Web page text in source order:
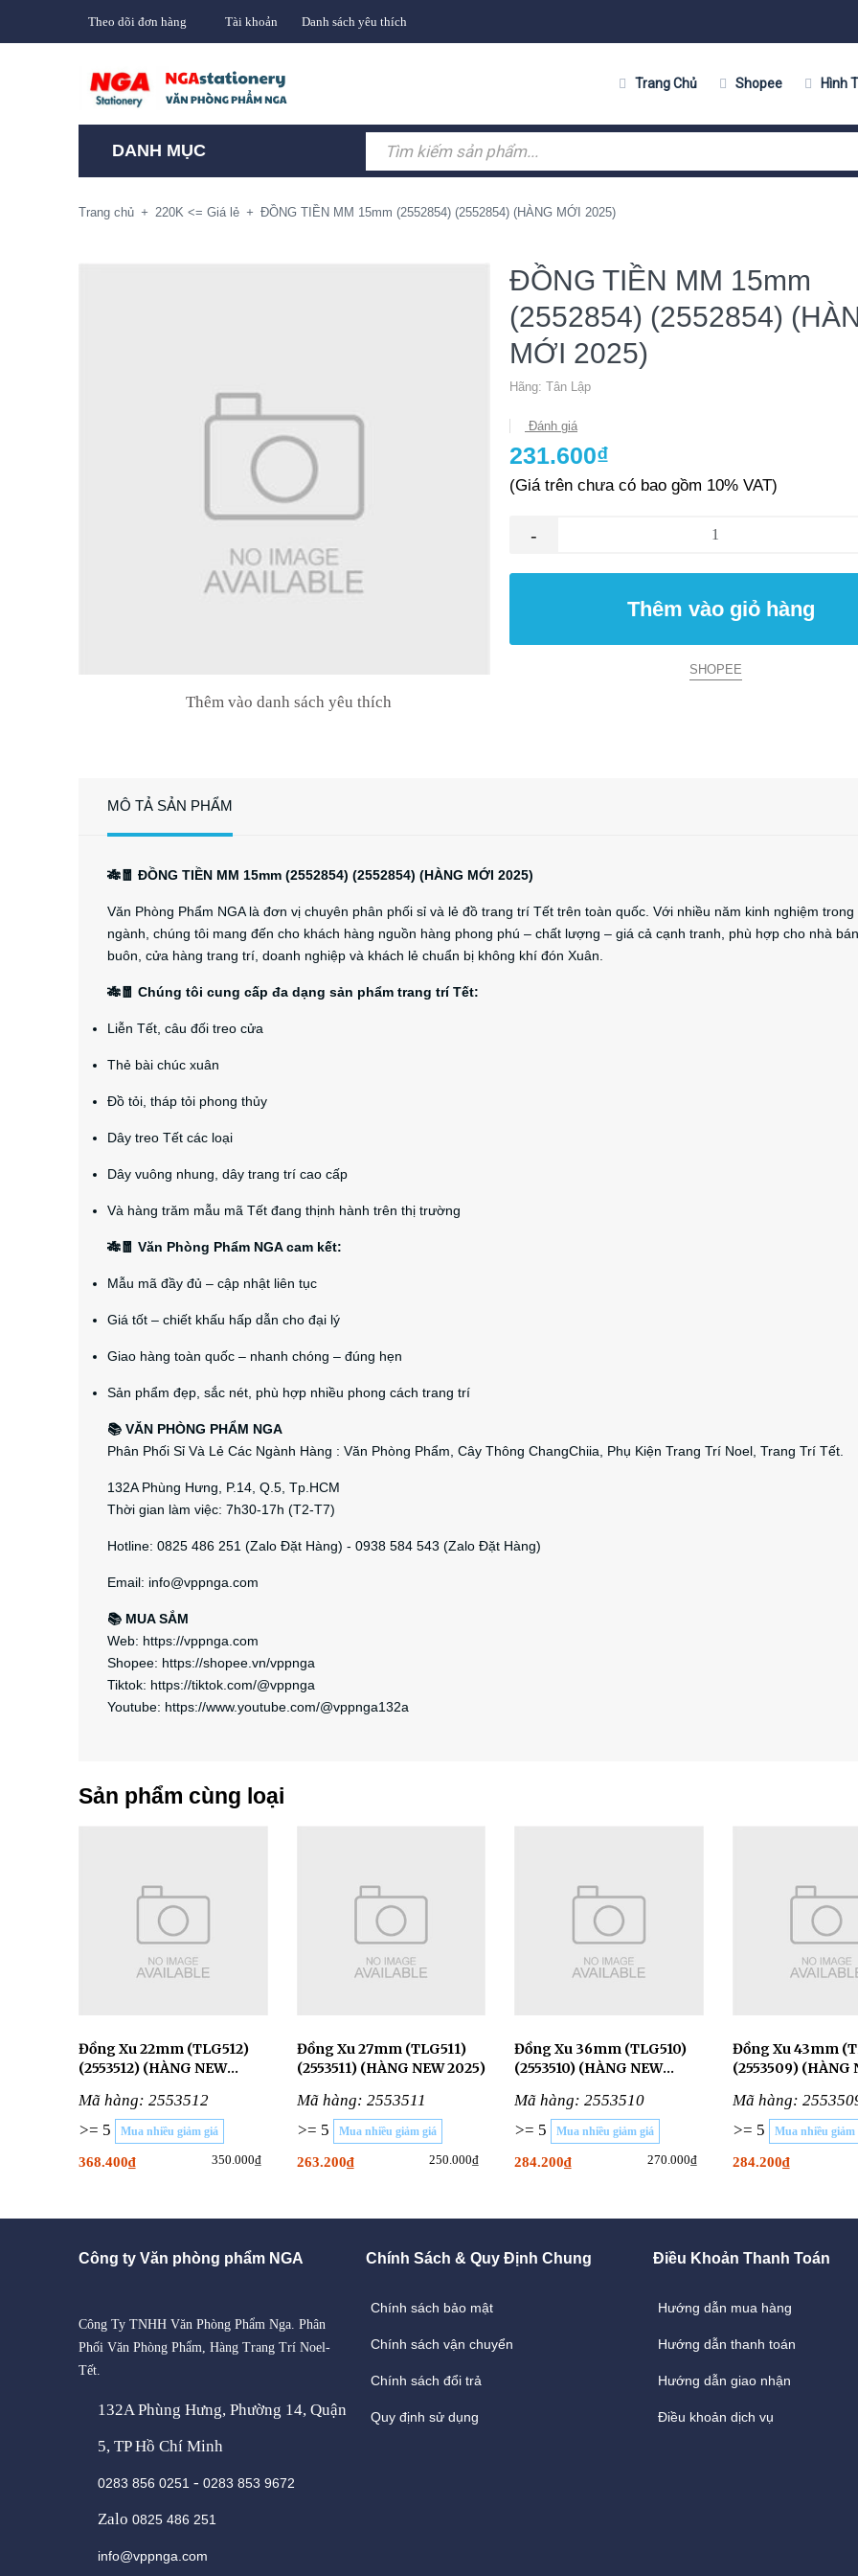
Theo dõi đơn hàng Tài khoản Danh sách yêu thích
Trang Chủ Shopee Hình
DANH MỤC
Trang chủ + 220K <= Giá lẻ + ĐỒNG TIỀN MM 15mm (2552854) (2552854) (HÀNG MỚI 2025)
Thêm vào danh sách yêu thích
ĐỒNG TIỀN MM 15mm
(2552854) (2552854)
MỚI 2025)
Hãng: Tân Lập
Đánh giá
231.600₫
(Giá trên chưa có bao gồm 10% VAT)
-
Thêm vào giỏ hàng
SHOPEE
MÔ TẢ SẢN PHẨM
🎋🧧 ĐỒNG TIỀN MM 15mm (2552854) (2552854) (HÀNG MỚI 2025)
Văn Phòng Phẩm NGA là đơn vị chuyên phân phối sỉ và lẻ đồ trang trí Tết trên toàn quốc. Với nhiều năm kinh nghiệm trong
ngành, chúng tôi mang đến cho khách hàng nguồn hàng phong phú – chất lượng – giá cả cạnh tranh, phù hợp cho nhà bán
buôn, cửa hàng trang trí, doanh nghiệp và khách lẻ chuẩn bị không khí đón Xuân.
🎋🧧 Chúng tôi cung cấp đa dạng sản phẩm trang trí Tết:
Liễn Tết, câu đối treo cửa
Thẻ bài chúc xuân
Đồ tỏi, tháp tỏi phong thủy
Dây treo Tết các loại
Dây vuông nhung, dây trang trí cao cấp
Và hàng trăm mẫu mã Tết đang thịnh hành trên thị trường
🎋🧧 Văn Phòng Phẩm NGA cam kết:
Mẫu mã đầy đủ – cập nhật liên tục
Giá tốt – chiết khấu hấp dẫn cho đại lý
Giao hàng toàn quốc – nhanh chóng – đúng hẹn
Sản phẩm đẹp, sắc nét, phù hợp nhiều phong cách trang trí
📚 VĂN PHÒNG PHẨM NGA
Phân Phối Sỉ Và Lẻ Các Ngành Hàng : Văn Phòng Phẩm, Cây Thông ChangChiia, Phụ Kiện Trang Trí Noel, Trang Trí Tết.
132A Phùng Hưng, P.14, Q.5, Tp.HCM
Thời gian làm việc: 7h30-17h (T2-T7)
Hotline: 0825 486 251 (Zalo Đặt Hàng) - 0938 584 543 (Zalo Đặt Hàng)
Email: info@vppnga.com
📚 MUA SẮM
Web: https://vppnga.com
Shopee: https://shopee.vn/vppnga
Tiktok: https://tiktok.com/@vppnga
Youtube: https://www.youtube.com/@vppnga132a
Sản phẩm cùng loại
Đồng Xu 22mm (TLG512)
(2553512) (HÀNG NEW
Mã hàng: 2553512
>= 5
Mua nhiều giảm giá
368.400₫ 350.000₫
Đồng Xu 27mm (TLG511)
(2553511) (HÀNG NEW 2025)
Mã hàng: 2553511
>= 5
Mua nhiều giảm giá
263.200₫ 250.000₫
Đồng Xu 36mm (TLG510)
(2553510) (HÀNG NEW
Mã hàng: 2553510
>= 5
Mua nhiều giảm giá
284.200₫ 270.000₫
Đồng Xu 43mm (TLG509)
(2553509) (HÀNG
Mã hàng:
>= 5
Mua nhiều giảm
284.200₫
Công ty Văn phòng phẩm NGA
Công Ty TNHH Văn Phòng Phẩm Nga. Phân
Phối Văn Phòng Phẩm, Hàng Trang Trí Noel-
Tết.
132A Phùng Hưng, Phường 14, Quận
5, TP Hồ Chí Minh
0283 856 0251 - 0283 853 9672
Zalo 0825 486 251
info@vppnga.com
Chính Sách & Quy Định Chung
Chính sách bảo mật
Chính sách vận chuyển
Chính sách đổi trả
Quy định sử dụng
Điều Khoản Thanh Toán
Hướng dẫn mua hàng
Hướng dẫn thanh toán
Hướng dẫn giao nhận
Điều khoản dịch vụ